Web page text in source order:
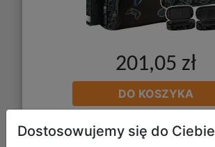
201,05 zł
DO KOSZYKA
Galeria zdjęć
Dostosowujemy się do Ciebie